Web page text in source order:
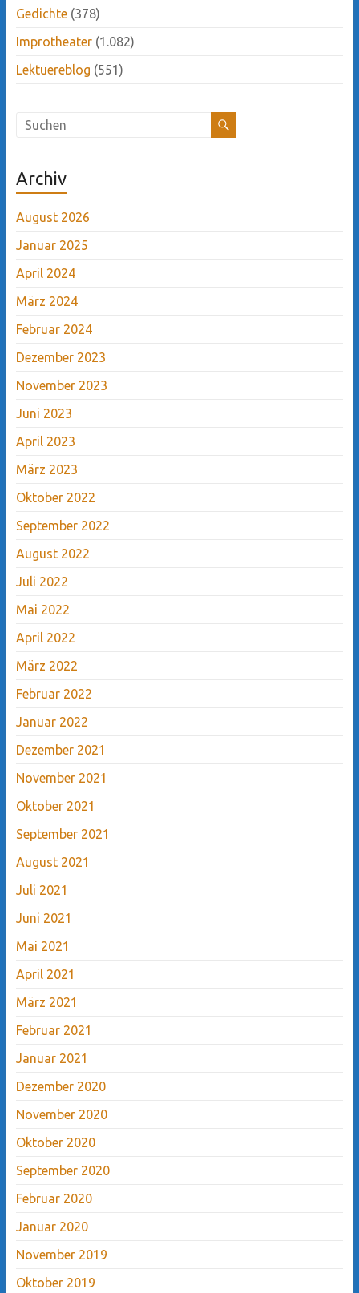
Gedichte(378)
Improtheater(1.082)
Lektuereblog (551)
Archiv
August 2026
Januar 2025
April 2024
März 2024
Februar 2024
Dezember 2023
November 2023
Juni 2023
April 2023
März 2023
Oktober 2022
September 2022
August 2022
Juli 2022
Mai 2022
April 2022
März 2022
Februar 2022
Januar 2022
Dezember 2021
November 2021
Oktober 2021
September 2021
August 2021
Juli 2021
Juni 2021
Mai 2021
April 2021
März 2021
Februar 2021
Januar 2021
Dezember 2020
November 2020
Oktober 2020
September 2020
Februar 2020
Januar 2020
November 2019
Oktober 2019